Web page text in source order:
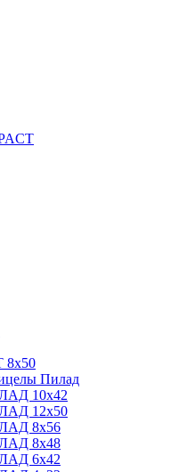
Пилад
10х42
12х50
8х56
8х48
6х42